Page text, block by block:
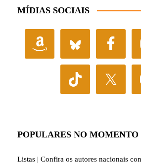
MÍDIAS SOCIAIS
POPULARES NO MOMENTO
Listas | Confira os autores nacionais